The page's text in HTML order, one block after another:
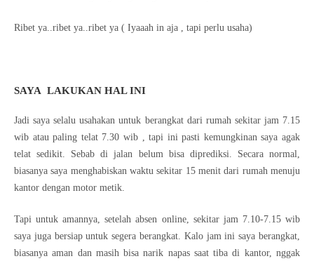
Ribet ya..ribet ya..ribet ya ( Iyaaah in aja , tapi perlu usaha)
SAYA LAKUKAN HAL INI
Jadi saya selalu usahakan untuk berangkat dari rumah sekitar jam 7.15
wib atau paling telat 7.30 wib , tapi ini pasti kemungkinan saya agak
telat sedikit. Sebab di jalan belum bisa diprediksi. Secara normal,
biasanya saya menghabiskan waktu sekitar 15 menit dari rumah menuju
kantor dengan motor metik.
Tapi untuk amannya, setelah absen online, sekitar jam 7.10-7.15 wib
saya juga bersiap untuk segera berangkat. Kalo jam ini saya berangkat,
biasanya aman dan masih bisa narik napas saat tiba di kantor, nggak